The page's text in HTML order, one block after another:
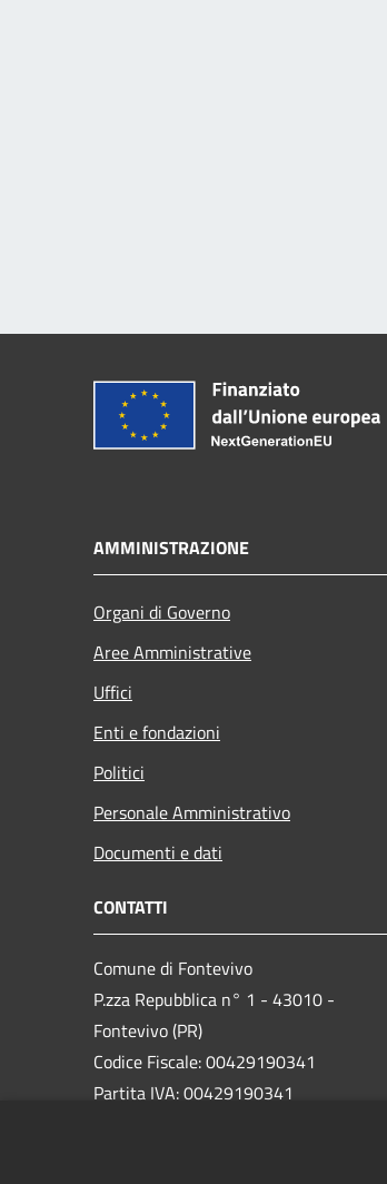
AMMINISTRAZIONE
Organi di Governo
Aree Amministrative
Uffici
Enti e fondazioni
Politici
Personale Amministrativo
Documenti e dati
CONTATTI
Comune di Fontevivo
P.zza Repubblica n° 1 - 43010 -
Fontevivo (PR)
Codice Fiscale: 00429190341
Partita IVA: 00429190341